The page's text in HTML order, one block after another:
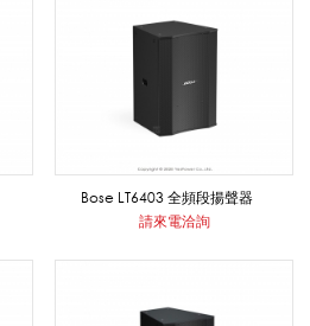
Bose LT6403 全頻段揚聲器
請來電洽詢